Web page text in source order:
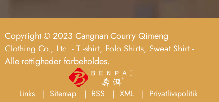
Copyright © 2023 Cangnan County Qimeng
Clothing Co., Ltd. - T -shirt, Polo Shirts, Sweat Shirt -
Alle rettigheder forbeholdes.
Links Sitemap RSS XML Privatlivspolitik